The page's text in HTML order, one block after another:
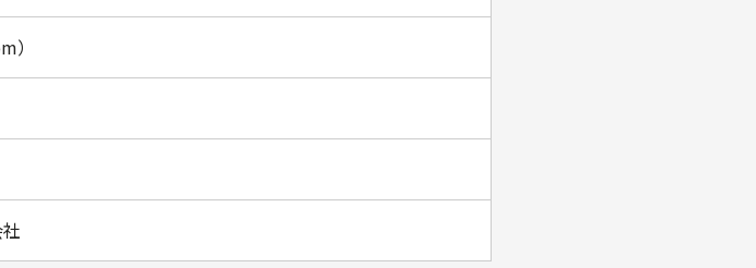
）